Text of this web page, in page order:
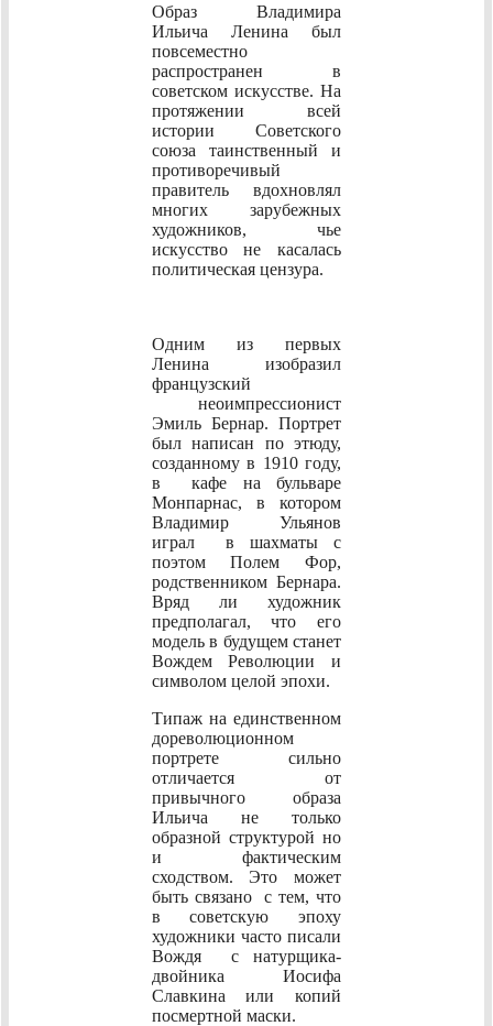
Образ Владимира
Ильича Ленина был
повсеместно
распространен в
советском искусстве. На
протяжении всей
истории Советского
союза таинственный и
противоречивый
правитель вдохновлял
многих зарубежных
художников, чье
искусство не касалась
политическая цензура.
Одним из первых
Ленина изобразил
французский
неоимпрессионист
Эмиль Бернар. Портрет
был написан по этюду,
созданному в 1910 году,
в кафе на бульваре
Монпарнас, в котором
Владимир Ульянов
играл в шахматы с
поэтом Полем Фор,
родственником Бернара.
Вряд ли художник
предполагал, что его
модель в будущем станет
Вождем Революции и
символом целой эпохи.
Типаж на единственном
дореволюционном
портрете сильно
отличается от
привычного образа
Ильича не только
образной структурой но
и фактическим
сходством. Это может
быть связано с тем, что
в советскую эпоху
художники часто писали
Вождя с натурщика-
двойника Иосифа
Славкина или копий
посмертной маски.